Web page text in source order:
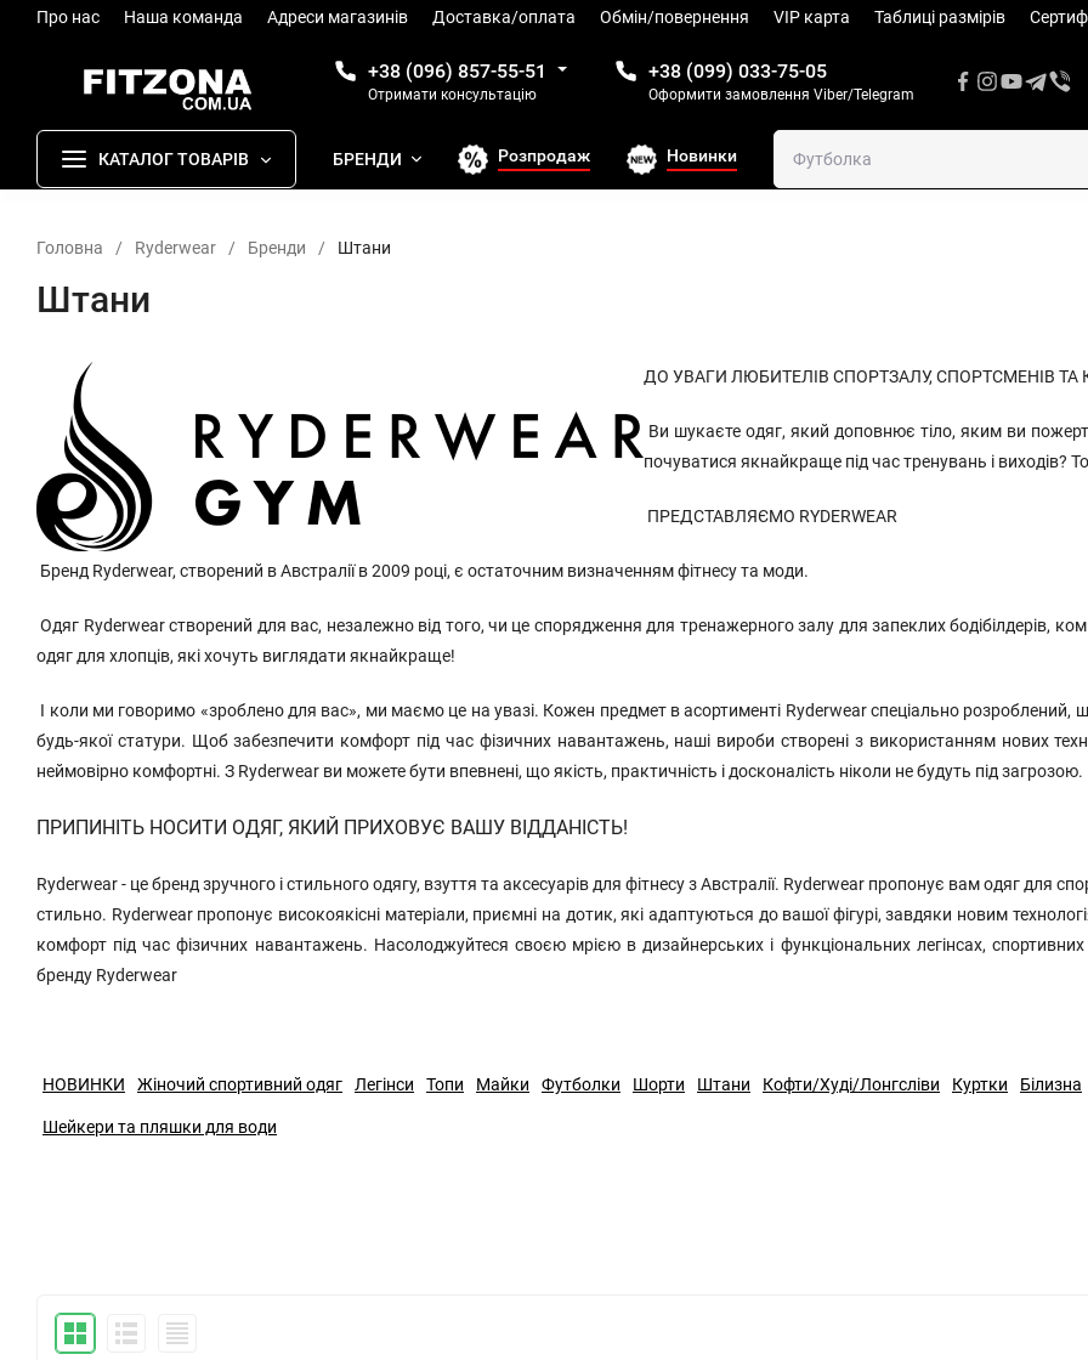
Про нас Наша команда Адреси магазинів Доставка/оплата Обмін/повернення VIP карта Таблиці размiрів
+38 (096) 857-55-51
Отримати консультацію
+38 (099) 033-75-05
Оформити замовлення Viber/Telegram
КАТАЛОГ ТОВАРІВ БРЕНДИ Розпродаж Новинки
Головна / Ryderwear / Бренди / Штани
Штани
ДО УВАГИ ЛЮБИТЕЛІВ СПОРТЗАЛУ, СПОРТСМЕНІВ ТА
Ви шукаєте одяг, який доповнює тіло, яким ви
почуватися якнайкраще під час тренувань і виходів?
ПРЕДСТАВЛЯЄМО RYDERWEAR
Бренд Ryderwear, створений в Австралії в 2009 році, є остаточним визначенням фітнесу та моди.
Одяг Ryderwear створений для вас, незалежно від того, чи це спорядження для тренажерного залу для запеклих бодібілдерів,
одяг для хлопців, які хочуть виглядати якнайкраще!
І коли ми говоримо «зроблено для вас», ми маємо це на увазі. Кожен предмет в асортименті Ryderwear спеціально розроблений,
будь-якої статури. Щоб забезпечити комфорт під час фізичних навантажень, наші вироби створені з використанням нових
неймовірно комфортні. З Ryderwear ви можете бути впевнені, що якість, практичність і досконалість ніколи не будуть під загрозою.
ПРИПИНІТЬ НОСИТИ ОДЯГ, ЯКИЙ ПРИХОВУЄ ВАШУ ВІДДАНІСТЬ!
Ryderwear - це бренд зручного і стильного одягу, взуття та аксесуарів для фітнесу з Австралії. Ryderwear пропонує вам одяг для
стильно. Ryderwear пропонує високоякісні матеріали, приємні на дотик, які адаптуються до вашої фігурі, завдяки новим
комфорт під час фізичних навантажень. Насолоджуйтеся своєю мрією в дизайнерських і функціональних легінсах,
бренду Ryderwear
НОВИНКИ Жіночий спортивний одяг Легінси Топи Майки Футболки Шорти Штани Кофти/Худі/Лонгсліви Куртки Білизна
Шейкери та пляшки для води